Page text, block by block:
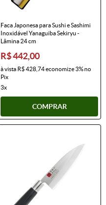
Faca Japonesa para Sushi e Sashimi
Inoxidável Yanaguiba Sekiryu -
Lâmina 24 cm
R$ 442,00
à vista R$ 428,74economize3%no
Pix
3x
COMPRAR